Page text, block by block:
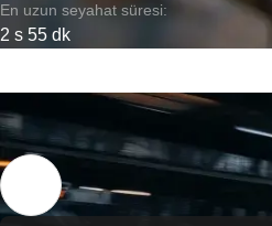
En uzun seyahat süresi:
2 s 55 dk